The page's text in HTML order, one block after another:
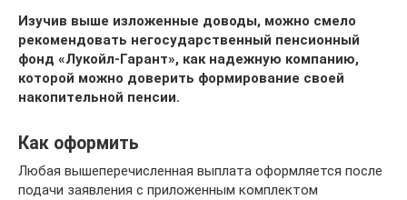
Изучив выше изложенные доводы, можно смело
рекомендовать негосударственный пенсионный
фонд «Лукойл-Гарант», как надежную компанию,
которой можно доверить формирование своей
накопительной пенсии.
Как оформить
Любая вышеперечисленная выплата оформляется после
подачи заявления с приложенным комплектом